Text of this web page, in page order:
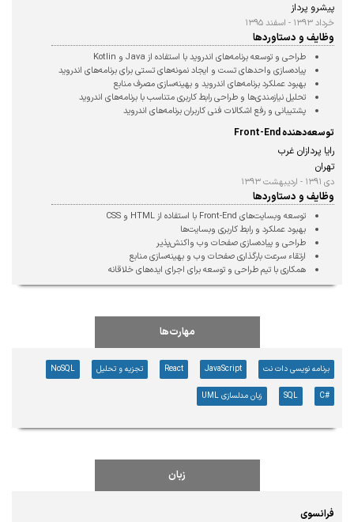
پیشرو پرداز
خرداد ۱۳۹۳ - اسفند ۱۳۹۵
وظایف و دستاوردها
طراحی و توسعه برنامه‌های اندروید با استفاده از Java و Kotlin
پیاده‌سازی واحد‌های تست و ایجاد نمونه‌های تستی برای برنامه‌های اندروید
بهبود عملکرد برنامه‌های اندروید و بهینه‌سازی مصرف منابع
تحلیل نیازمندی‌ها و طراحی رابط کاربری متناسب با برنامه‌های اندروید
پشتیبانی و رفع اشکالات فنی کاربران برنامه‌های اندروید
توسعه‌دهنده Front-End
رایا پردازان غرب
تهران
دی ۱۳۹۱ - اردیبهشت ۱۳۹۳
وظایف و دستاوردها
توسعه وبسایت‌های Front-End با استفاده از HTML و CSS
بهبود عملکرد و رابط کاربری وبسایت‌ها
طراحی و پیاده‌سازی صفحات وب واکنش‌پذیر
ارتقاء سرعت بارگذاری صفحات وب و بهینه‌سازی منابع
همکاری با تیم طراحی و توسعه برای اجرای ایده‌های خلاقانه
مهارت‌ها
برنامه نویسی دات نت JavaScript
React تجزیه و تحلیل NoSQL
#C
SQL زبان مدلسازی UML
زبان
فرانسوی